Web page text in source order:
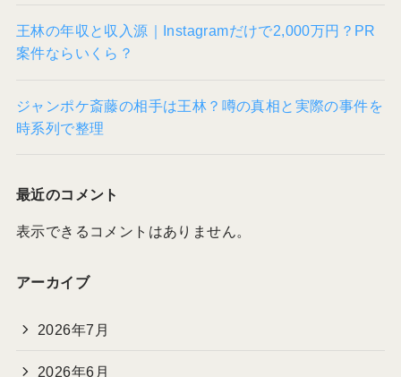
王林の年収と収入源｜Instagramだけで2,000万円？PR
案件ならいくら？
ジャンポケ斎藤の相手は王林？噂の真相と実際の事件を
時系列で整理
最近のコメント
表示できるコメントはありません。
アーカイブ
2026年7月
2026年6月